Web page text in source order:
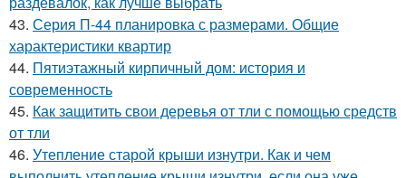
43. Серия П-44 планировка с размерами. Общие
характеристики квартир
44. Пятиэтажный кирпичный дом: история и
современность
45. Как защитить свои деревья от тли с помощью средств
от тли
46. Утепление старой крыши изнутри. Как и чем